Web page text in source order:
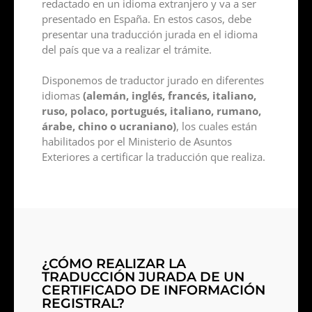
redactado en un idioma extranjero y va a ser
presentado en España. En estos casos, debe
presentar una traducción jurada en el idioma
del país que va a realizar el trámite.
Disponemos de traductor jurado en diferentes
idiomas (alemán, inglés, francés, italiano,
ruso, polaco, portugués, italiano, rumano,
árabe, chino o ucraniano), los cuales están
habilitados por el Ministerio de Asuntos
Exteriores a certificar la traducción que realiza.
¿CÓMO REALIZAR LA
TRADUCCIÓN JURADA DE UN
CERTIFICADO DE INFORMACIÓN
REGISTRAL?